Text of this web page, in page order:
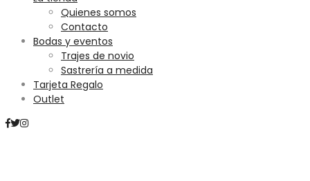
Quienes somos
Contacto
Bodas y eventos
Trajes de novio
Sastrería a medida
Tarjeta Regalo
Outlet